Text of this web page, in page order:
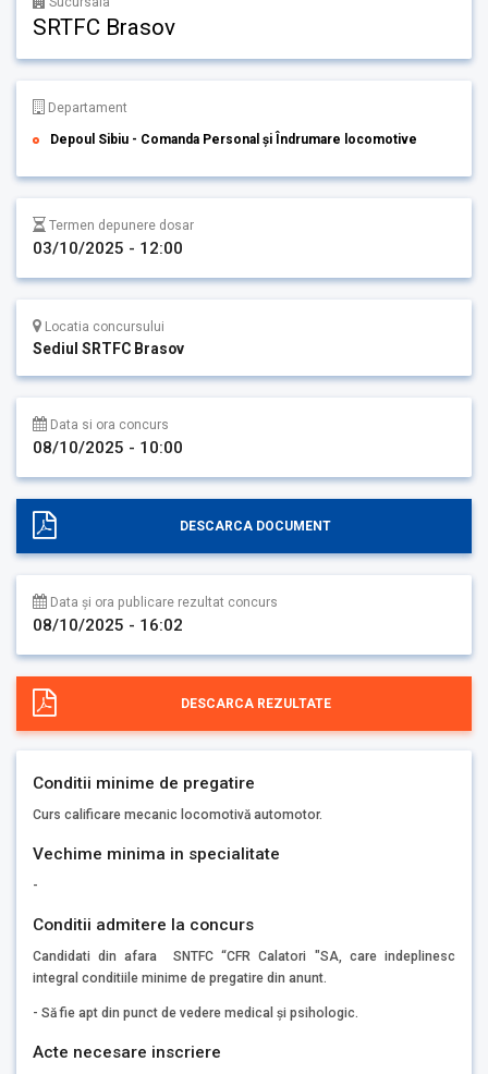
SRTFC Brasov
Departament
Depoul Sibiu - Comanda Personal și Îndrumare locomotive
Termen depunere dosar
03/10/2025 - 12:00
Locatia concursului
Sediul SRTFC Brasov
Data si ora concurs
08/10/2025 - 10:00
DESCARCA DOCUMENT
Data și ora publicare rezultat concurs
08/10/2025 - 16:02
DESCARCA REZULTATE
Conditii minime de pregatire
Curs calificare mecanic locomotivă automotor.
Vechime minima in specialitate
-
Conditii admitere la concurs
Candidati din afara SNTFC “CFR Calatori "SA, care indeplinesc
integral conditiile minime de pregatire din anunt.
- Să fie apt din punct de vedere medical și psihologic.
Acte necesare inscriere